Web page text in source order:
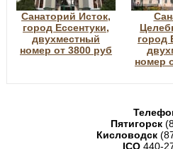
Санаторий Исток,
город Ессентуки,
двухместный
номер от 3800 руб
город
номер
Пятигорск
Кисловодск
ICQ440-